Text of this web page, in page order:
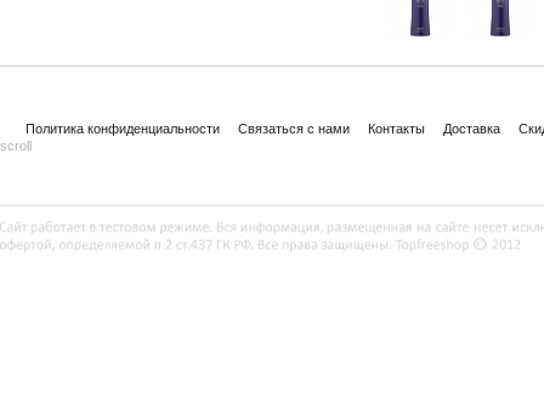
Политика конфиденциальности Связаться с нами Контакты Доставка
scroll